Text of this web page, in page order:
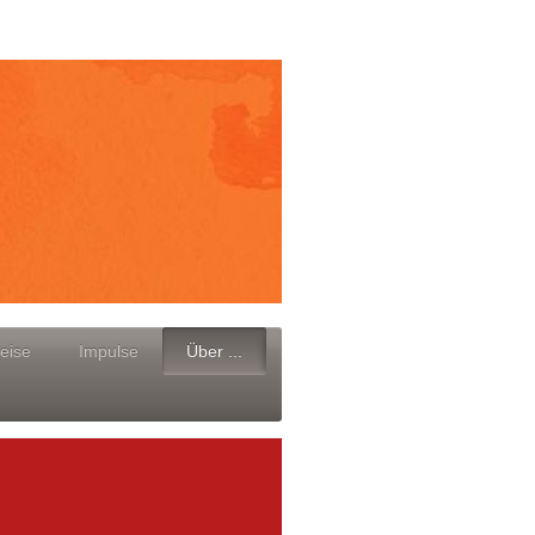
Impulse Über ...